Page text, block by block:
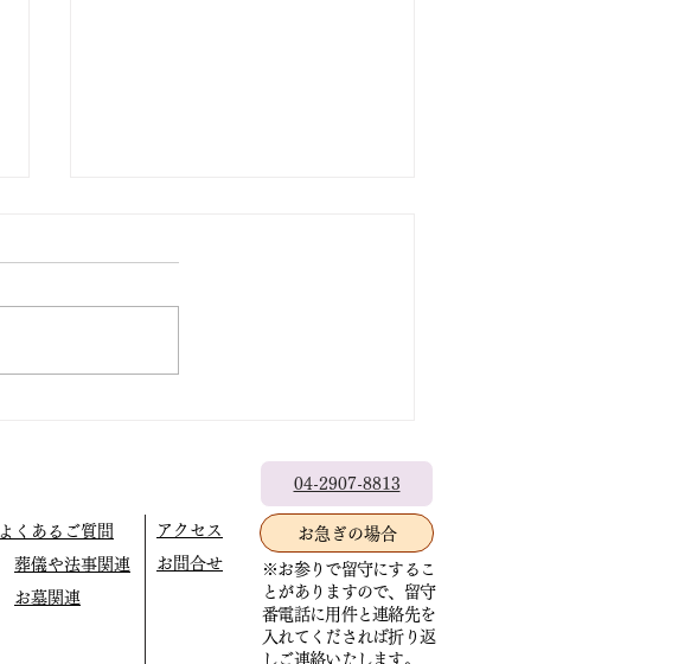
止のお知らせ
め残念ながら中止とさせていただ
寺を預かる住職として、皆様に重
大なご迷惑をおかけすることとな
り衷心よりお詫び申しあげます。
超法寺始まって以来初めてのこと
で驚いています。 他寺院で聞く
と、通常は講師の都合でキャンセ
ルする時は講師が代わりを見つけ
04-2907-8813
よくあるご質問
葬儀や法事関連
お墓関連
お急ぎの場合
アクセス
お問合せ
※お参りで留守にするこ
とがありますので、留守
番電話に用件と連絡先を
入れてくだされば折り返
しご連絡いたします。